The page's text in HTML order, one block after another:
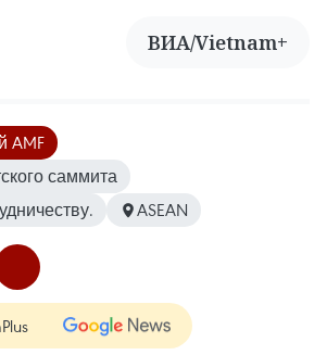
ВИА/Vietnam+
AMF
саммита
ASEAN